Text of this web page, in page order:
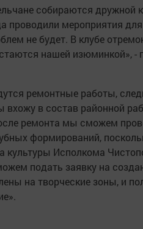
собираются
проводили мероприятия
не будет. В клубе
нашей изюминкой»,
ремонтные работы,
вхожу в состав районной
ремонта мы сможем
формирований,
культуры Исполкома
подать заявку на
на творческие зоны, и